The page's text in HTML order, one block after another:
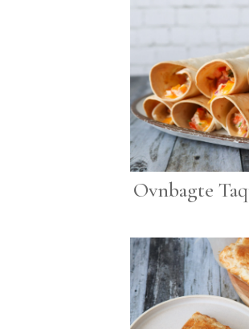
Ovnbagte